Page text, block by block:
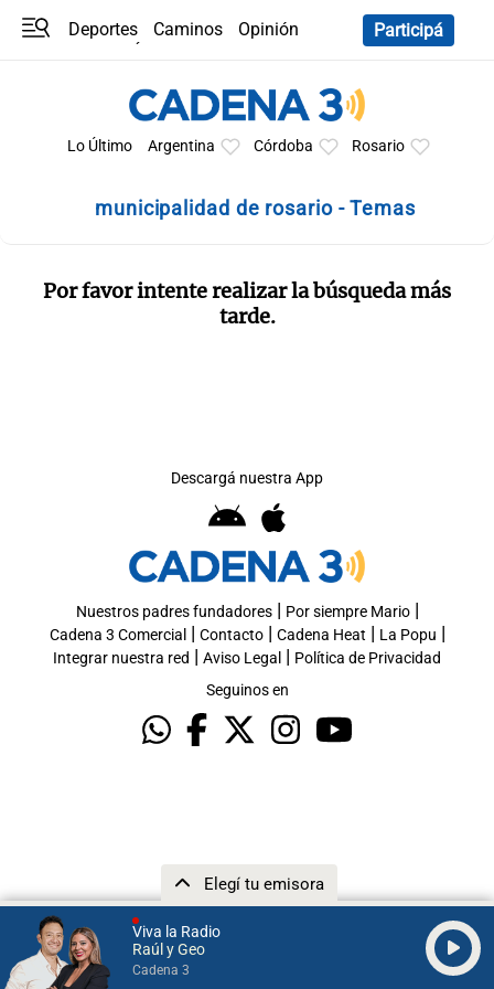
Viva la Radio
Raúl y Geo
Cadena 3
Elegí tu emisora
Deportes Caminos
Opinión
Participá
Lo Último Argentina Córdoba Rosario
municipalidad de rosario - Temas
Por favor intente realizar la búsqueda más
tarde.
Descargá nuestra App
Nuestros padres fundadores| Por siempre Mario|
Cadena 3 Comercial | Contacto| Cadena Heat | La Popu |
Integrar nuestra red | Aviso Legal | Política de Privacidad
Seguinos en